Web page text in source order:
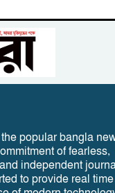
popular bangla
of fearless,
independent
to provide real